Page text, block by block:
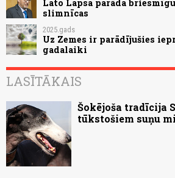
Lato Lapsa parāda
slimnīcas
2025.gads
Uz Zemes ir parādījušies
gadalaiki
LASĪTĀKAIS
Šokējoša tradīcija
tūkstošiem suņu